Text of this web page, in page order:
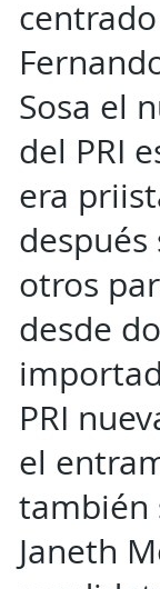
Sosa el
del PRI
era
después
otros
desde
PRI
el
también
Janeth